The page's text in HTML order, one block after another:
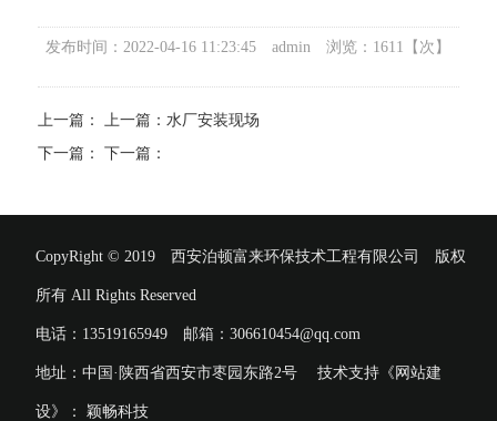
发布时间： 2022-04-16 11:23:45 admin 浏览： 1611 【次】
上一篇： 上一篇： 水厂安装现场
下一篇： 下一篇：
CopyRight © 2019 西安泊顿富来环保技术工程有限公司 版权
所有 All Rights Reserved
电话：13519165949 邮箱：306610454@qq.com
地址：中国·陕西省西安市枣园东路2号 技术支持《网站建
设》： 颖畅科技